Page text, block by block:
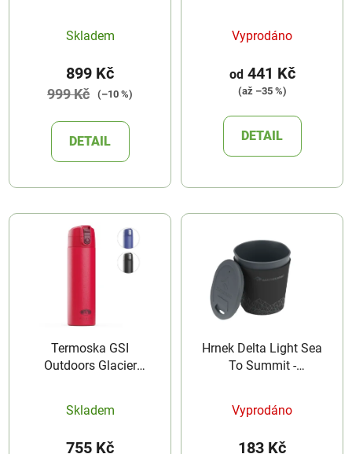
Skladem
899 Kč
999 Kč (–10 %)
DETAIL
Vyprodáno
od441 Kč
(až –35 %)
DETAIL
Termoska GSI
Outdoors Glacier
Skladem
755 Kč
Hrnek Delta Light Sea
To Summit -
Vyprodáno
183 Kč